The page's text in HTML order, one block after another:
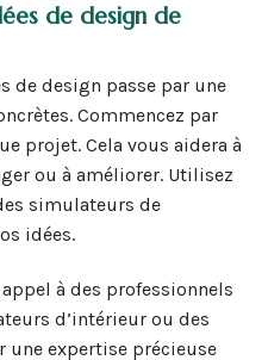
de design de
de design passe par une
Commencez par
projet. Cela vous aidera à
ou à améliorer. Utilisez
simulateurs de
idées.
à des professionnels
d’intérieur ou des
une expertise précieuse